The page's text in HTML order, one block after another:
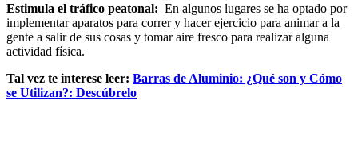
Estimula el tráfico peatonal: En algunos lugares se ha optado por
implementar aparatos para correr y hacer ejercicio para animar a la
gente a salir de sus cosas y tomar aire fresco para realizar alguna
actividad física.
Tal vez te interese leer: Barras de Aluminio: ¿Qué son y Cómo
se Utilizan?: Descúbrelo